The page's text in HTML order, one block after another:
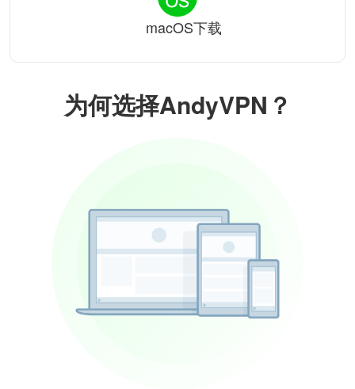
为何选择AndyVPN？
macOS下载